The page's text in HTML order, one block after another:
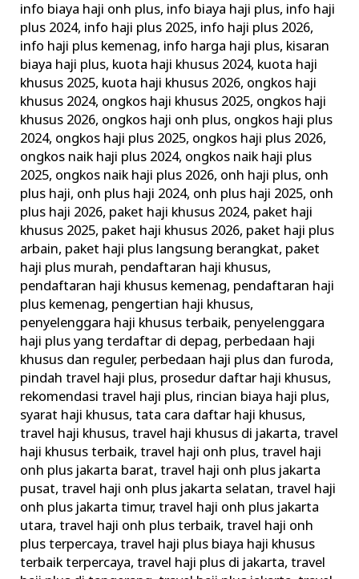
info biaya haji onh plus, info biaya haji plus, info haji
plus 2024, info haji plus 2025, info haji plus 2026,
info haji plus kemenag, info harga haji plus, kisaran
biaya haji plus, kuota haji khusus 2024, kuota haji
khusus 2025, kuota haji khusus 2026, ongkos haji
khusus 2024, ongkos haji khusus 2025, ongkos haji
khusus 2026, ongkos haji onh plus, ongkos haji plus
2024, ongkos haji plus 2025, ongkos haji plus 2026,
ongkos naik haji plus 2024, ongkos naik haji plus
2025, ongkos naik haji plus 2026, onh haji plus, onh
plus haji, onh plus haji 2024, onh plus haji 2025, onh
plus haji 2026, paket haji khusus 2024, paket haji
khusus 2025, paket haji khusus 2026, paket haji plus
arbain, paket haji plus langsung berangkat, paket
haji plus murah, pendaftaran haji khusus,
pendaftaran haji khusus kemenag, pendaftaran haji
plus kemenag, pengertian haji khusus,
penyelenggara haji khusus terbaik, penyelenggara
haji plus yang terdaftar di depag, perbedaan haji
khusus dan reguler, perbedaan haji plus dan furoda,
pindah travel haji plus, prosedur daftar haji khusus,
rekomendasi travel haji plus, rincian biaya haji plus,
syarat haji khusus,tata cara daftar haji khusus,
travel haji khusus,travel haji khusus di jakarta,travel
haji khusus terbaik,travel haji onh plus,travel haji
onh plus jakarta barat,travel haji onh plus jakarta
pusat,travel haji onh plus jakarta selatan,travel haji
onh plus jakarta timur,travel haji onh plus jakarta
utara,travel haji onh plus terbaik,travel haji onh
plus terpercaya,travel haji plus biaya haji khusus
terbaik terpercaya,travel haji plus di jakarta,travel